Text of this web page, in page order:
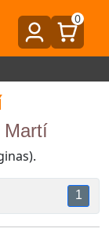
0
Martí
1